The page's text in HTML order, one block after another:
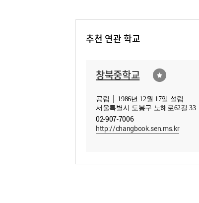
추천 연관 학교
창북중학교
공립 │ 1986년 12월 17일 설립
서울특별시 도봉구 노해로62길 33
02-907-7006
http://changbook.sen.ms.kr